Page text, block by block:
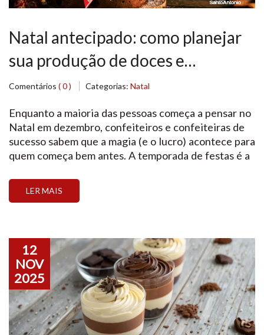
Natal antecipado: como planejar
sua produção de doces e
presentes artesanais para lucrar
mais no fim de ano
Comentários ( 0 ) Categorias: Natal
Enquanto a maioria das pessoas começa a pensar no
Natal em dezembro, confeiteiros e confeiteiras de
sucesso sabem que a magia (e o lucro) acontece para
quem começa bem antes. A temporada de festas é a
planejamento de confeitaria para o Natal iniciado
com antecedência, […]
LER MAIS
12
NOV
2025